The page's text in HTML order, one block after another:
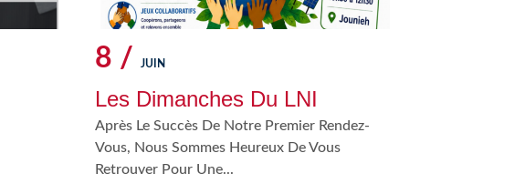
8 / JUIN
Les Dimanches Du LNI
Après Le Succès De Notre Premier Rendez-
Vous, Nous Sommes Heureux De Vous
Retrouver Pour Une...